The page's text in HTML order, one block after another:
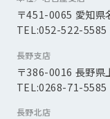
〒451-0065 愛知県
TEL:052-522-
長野支店
〒386-0016 長野県
TEL:0268-71-
長野北店